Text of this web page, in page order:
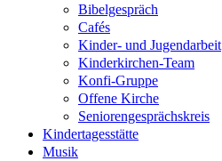
Bibelgespräch
Cafés
Kinder- und Jugendarbeit
Kinderkirchen-Team
Konfi-Gruppe
Offene Kirche
Seniorengesprächskreis
Kindertagesstätte
Musik